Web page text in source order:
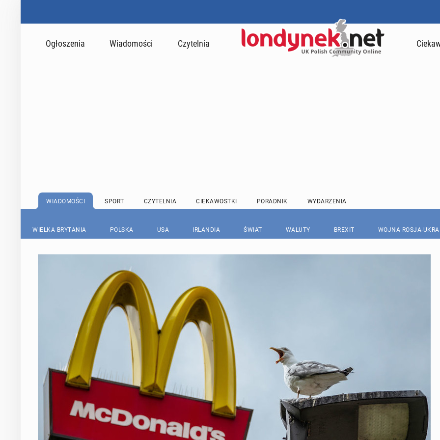
Ogłoszenia Wiadomości Czytelnia
WIADOMOŚCI SPORT CZYTELNIA CIEKAWOSTKI PORADNIK WYDARZENIA
WIELKA BRYTANIA POLSKA USA IRLANDIA ŚWIAT WALUTY BREXIT WOJNA ROSJA-